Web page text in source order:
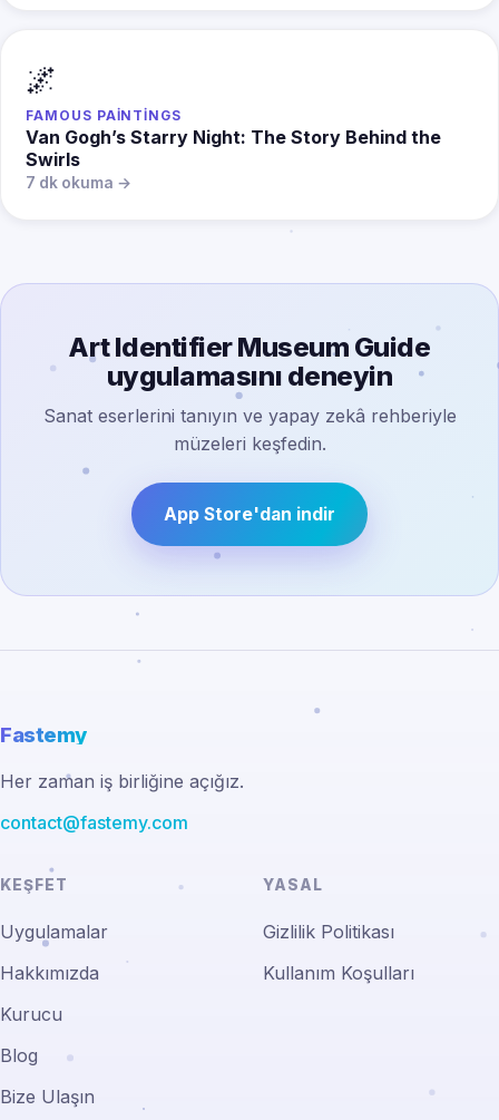
🌌
FAMOUS PAINTINGS
Van Gogh’s Starry Night: The Story Behind the
Swirls
7 dk okuma →
Art Identifier Museum Guide
uygulamasını deneyin
Sanat eserlerini tanıyın ve yapay zekâ rehberiyle
müzeleri keşfedin.
App Store'dan indir
Fastemy
Her zaman iş birliğine açığız.
contact@fastemy.com
KEŞFET
Uygulamalar
Hakkımızda
Kurucu
Blog
Bize Ulaşın
YASAL
Gizlilik Politikası
Kullanım Koşulları